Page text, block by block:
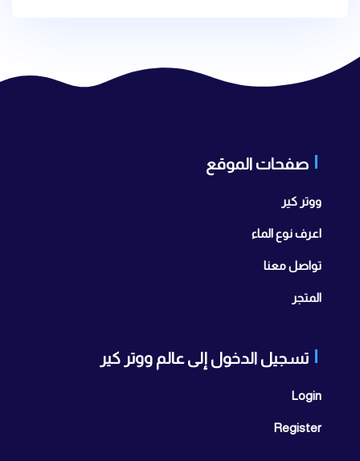
صفحات الموقع
ووتر كير
اعرف نوع الماء
تواصل معنا
المتجر
تسجيل الدخول إلى عالم ووتر كير
Login
Register